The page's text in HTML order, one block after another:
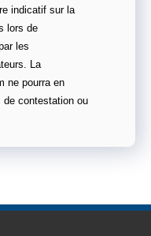
indicatif sur la
lors de
les
La
ne pourra en
de contestation ou